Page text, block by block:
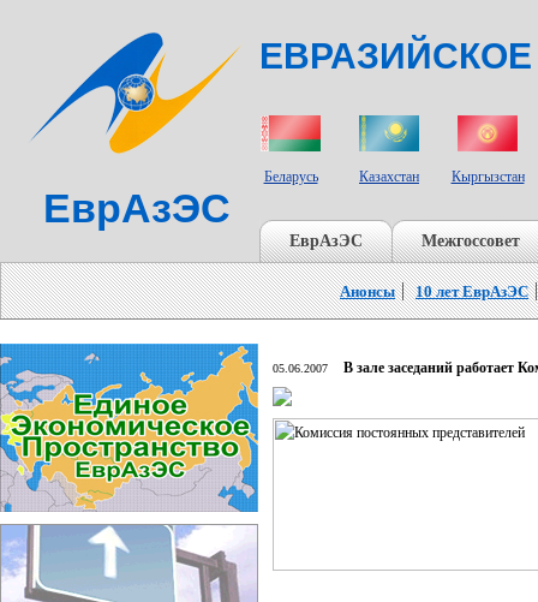
ЕврАзЭС
Беларусь Казахстан Кыргызстан
ЕврАзЭС Межгоссовет
Анонсы 10 лет ЕврАзЭС
05.06.2007 В зале заседаний работает